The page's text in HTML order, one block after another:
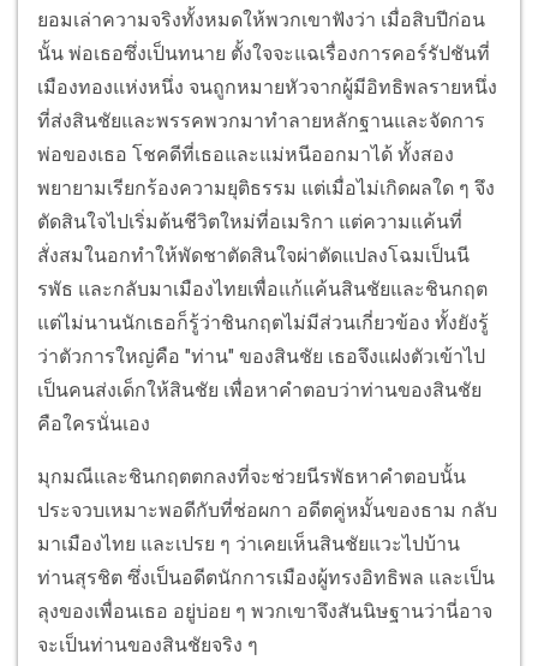
ยอมเล่าความจริงทั้งหมดให้พวกเขาฟังว่า เมื่อสิบปีก่อน
นั้น พ่อเธอซึ่งเป็นทนาย ตั้งใจจะแฉเรื่องการคอร์รัปชันที่
เมืองทองแห่งหนึ่ง จนถูกหมายหัวจากผู้มีอิทธิพลรายหนึ่ง
ที่ส่งสินชัยและพรรคพวกมาทำลายหลักฐานและจัดการ
พ่อของเธอ โชคดีที่เธอและแม่หนีออกมาได้ ทั้งสอง
พยายามเรียกร้องความยุติธรรม แต่เมื่อไม่เกิดผลใด ๆ จึง
ตัดสินใจไปเริ่มต้นชีวิตใหม่ที่อเมริกา แต่ความแค้นที่
สั่งสมในอกทำให้พัดชาตัดสินใจผ่าตัดแปลงโฉมเป็นนี
รพัธ และกลับมาเมืองไทยเพื่อแก้แค้นสินชัยและชินกฤต
แต่ไม่นานนักเธอก็รู้ว่าชินกฤตไม่มีส่วนเกี่ยวข้อง ทั้งยังรู้
ว่าตัวการใหญ่คือ "ท่าน" ของสินชัย เธอจึงแฝงตัวเข้าไป
เป็นคนส่งเด็กให้สินชัย เพื่อหาคำตอบว่าท่านของสินชัย
คือใครนั่นเอง
มุกมณีและชินกฤตตกลงที่จะช่วยนีรพัธหาคำตอบนั้น
ประจวบเหมาะพอดีกับที่ช่อผกา อดีตคู่หมั้นของธาม กลับ
มาเมืองไทย และเปรย ๆ ว่าเคยเห็นสินชัยแวะไปบ้าน
ท่านสุรชิต ซึ่งเป็นอดีตนักการเมืองผู้ทรงอิทธิพล และเป็น
ลุงของเพื่อนเธอ อยู่บ่อย ๆ พวกเขาจึงสันนิษฐานว่านี่อาจ
จะเป็นท่านของสินชัยจริง ๆ